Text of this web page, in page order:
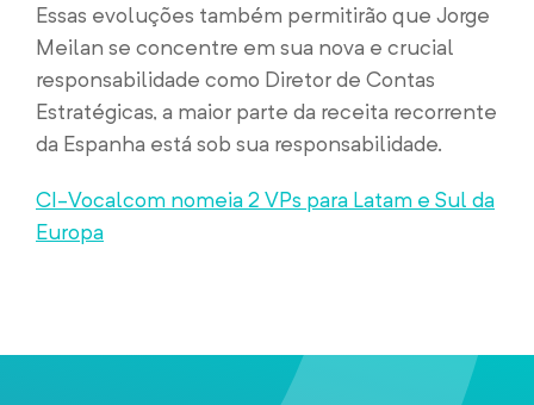
Essas evoluções também permitirão que Jorge
Meilan se concentre em sua nova e crucial
responsabilidade como Diretor de Contas
Estratégicas, a maior parte da receita recorrente
da Espanha está sob sua responsabilidade.
CI-Vocalcom nomeia 2 VPs para Latam e Sul da
Europa